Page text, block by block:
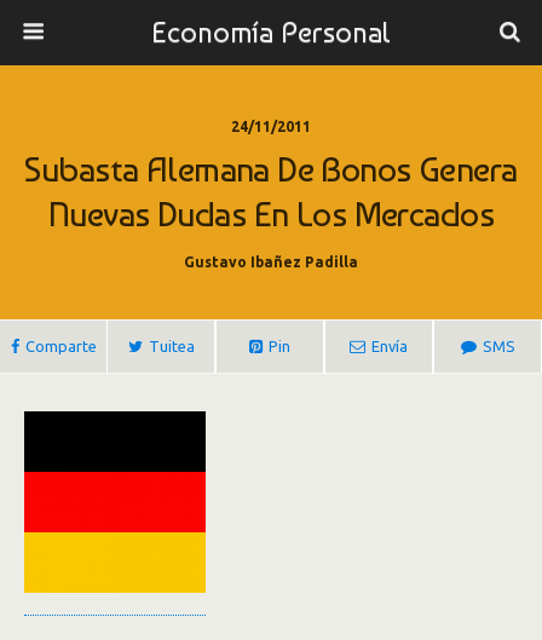
Economía Personal
24/11/2011
Subasta Alemana De Bonos Genera
Nuevas Dudas En Los Mercados
Gustavo Ibañez Padilla
Comparte Tuitea Pin Envía SMS